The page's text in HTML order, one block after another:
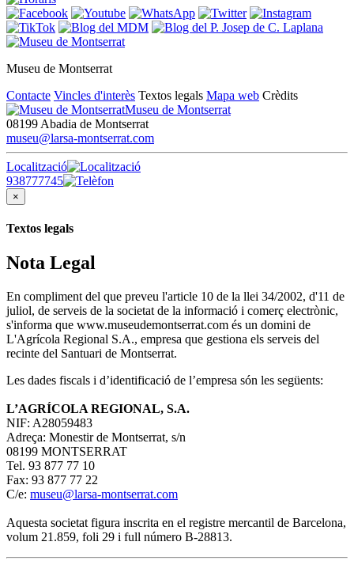
Museu de Montserrat
Contacte Vincles d'interès Textos legals Mapa web Crèdits
Museu de Montserrat
08199 Abadia de Montserrat
museu@larsa-montserrat.com
Localització
938777745
×
Textos legals
Nota Legal
En compliment del que preveu l'article 10 de la llei 34/2002, d'11 de
juliol, de serveis de la societat de la informació i comerç electrònic,
s'informa que www.museudemontserrat.com és un domini de
L'Agrícola Regional S.A., empresa que gestiona els serveis del
recinte del Santuari de Montserrat.
Les dades fiscals i d’identificació de l’empresa són les següents:
L’AGRÍCOLA REGIONAL, S.A.
NIF: A28059483
Adreça: Monestir de Montserrat, s/n
08199 MONTSERRAT
Tel. 93 877 77 10
Fax: 93 877 77 22
C/e: museu@larsa-montserrat.com
Aquesta societat figura inscrita en el registre mercantil de Barcelona,
volum 21.859, foli 29 i full número B-28813.